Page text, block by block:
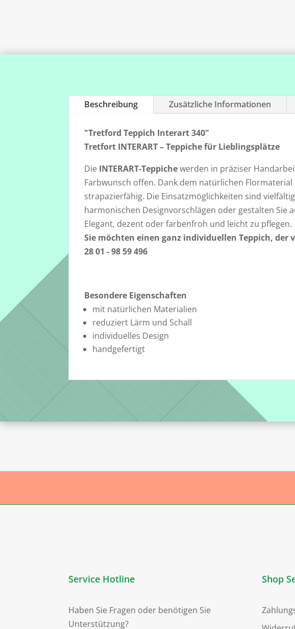
Beschreibung Zusätzliche Informationen
"Tretford Teppich Interart 340"
Tretfort INTERART – Teppiche für Lieblingsplätze
Die INTERART-Teppichewerden in präziser
Farbwunsch offen. Dank dem natürlichen
strapazierfähig. Die Einsatzmöglichkeiten sind
harmonischen Designvorschlägen oder gestalten Sie
Elegant, dezent oder farbenfroh und leicht zu pflegen.
Sie möchten einen ganz individuellen Teppich, der
28 01 - 98 59 496
Besondere Eigenschaften
mit natürlichen Materialien
reduziert Lärm und Schall
individuelles Design
handgefertigt
Service Hotline
Haben Sie Fragen oder benötigen Sie
Unterstützung?
Shop